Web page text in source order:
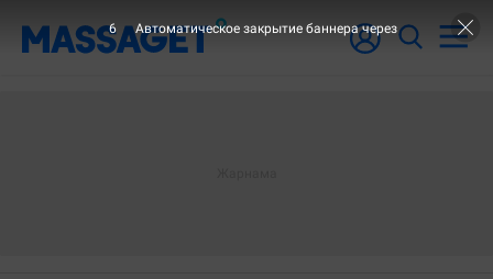
6 Автоматическое закрытие баннера через